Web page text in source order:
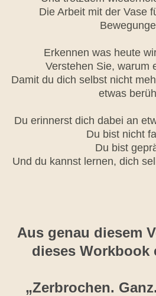
Die Arbeit mit der Vase
Erkennen was heute
Verstehen Sie, warum
Damit du dich selbst nicht
etwas
Du erinnerst dich dabei an
Du bist nicht
Du bist
Und du kannst lernen, dich
Aus genau diesem
dieses Workbook
„Zerbrochen.